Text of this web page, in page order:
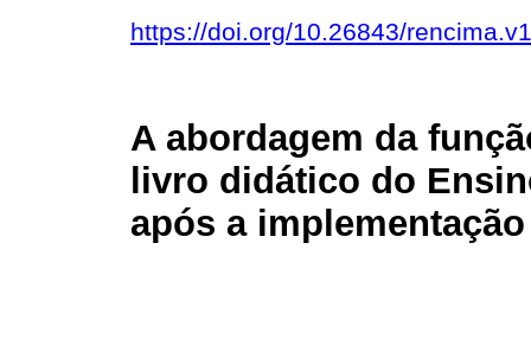
https://doi.org/10.26843/
A abordagem da
livro didático do
após a